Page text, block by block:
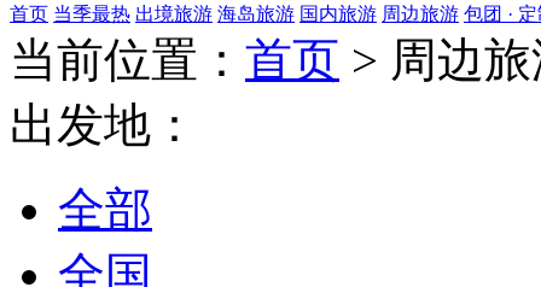
首页 当季最热 出境旅游 海岛旅游 国内旅游 周边旅游 包团 ·
当前位置： 首页 > 周边
出发地：
全部
全国